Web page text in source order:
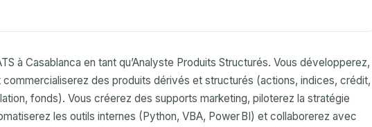
à Casablanca en tant qu’Analyste Produits Structurés. Vous développerez,
des produits dérivés et structurés (actions, indices, crédit,
fonds). Vous créerez des supports marketing, piloterez la stratégie
les outils internes (Python, VBA, Power BI) et collaborerez avec